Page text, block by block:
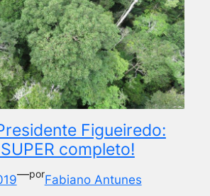
Figueiredo:
completo!
—porFabiano Antunes